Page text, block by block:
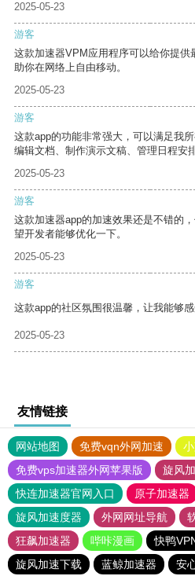
2025-05-23
游客
这款加速器VPM应用程序可以给你提
助你在网络上自由移动。
2025-05-23
游客
这款app的功能非常强大，可以满足我
编辑文档、制作演示文稿、管理日程安排
2025-05-23
游客
这款加速器app的加速效果还是不错的
望开发者能够优化一下。
2025-05-23
游客
这款app的社区氛围很温馨，让我能够感
2025-05-23
友情链接
网站地图 免费vqn外网加速
免费vps加速器外网苹果版
旋风
快连加速器官网入口
原子加速器
旋风加速度器
外网网址导航
狂飙加速器
哔咔漫画 快鸭
旋风加速下载
蓝鲸加速器 安